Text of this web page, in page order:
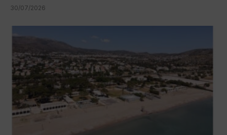
30/07/2026